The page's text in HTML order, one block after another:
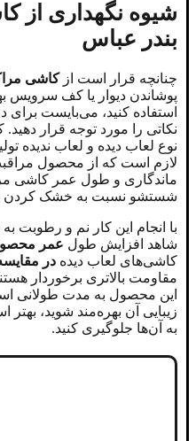
شیوه نگهداری از
بندر عباس
چنانچه قرار‌ است ازکاشی‌
پوشاندن دیوار یا کف سرویس
استفاده کنید، می‌بایست
نکاتی را مورد توجه قرار
نوع لعاب دیده و لعاب ندیده
لازم است که از محصول
ماندگاری و طول عمر کاشی
شستشو نسبت به خشک کردن
با انجام این کار نم و رطوبت
شاهد افزایش طول عمر
کاشی‌های لعاب دیده در
مقاومت بالاتری برخوردار
این محصول به مدت طولانی
زیبایی آن بهره‌مند شوید،
به آن‌ها جلوگیری کنید.